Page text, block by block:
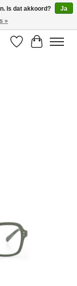
Verlanglijst
Is dat akkoord?
Ja
»